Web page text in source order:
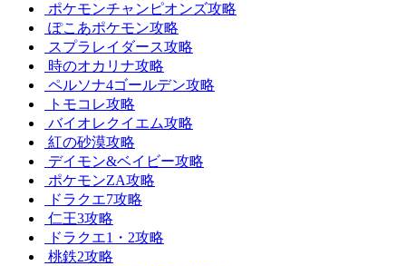
ポケモンチャンピオンズ攻略
ぽこあポケモン攻略
スプラレイダース攻略
時のオカリナ攻略
ペルソナ4ゴールデン攻略
トモコレ攻略
バイオレクイエム攻略
紅の砂漠攻略
デイモン&ベイビー攻略
ポケモンZA攻略
ドラクエ7攻略
仁王3攻略
ドラクエ1・2攻略
桃鉄2攻略